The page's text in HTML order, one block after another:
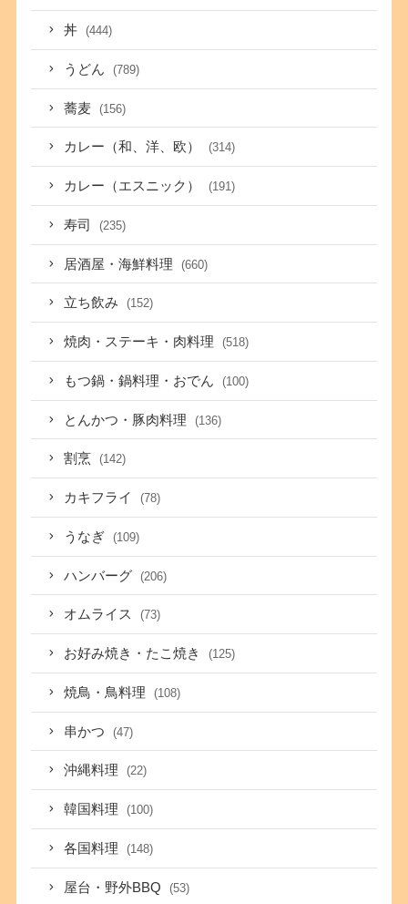
丼 (444)
うどん (789)
蕎麦 (156)
カレー（和、洋、欧） (314)
カレー（エスニック） (191)
寿司 (235)
居酒屋・海鮮料理 (660)
立ち飲み (152)
焼肉・ステーキ・肉料理 (518)
もつ鍋・鍋料理・おでん (100)
とんかつ・豚肉料理 (136)
割烹 (142)
カキフライ (78)
うなぎ (109)
ハンバーグ (206)
オムライス (73)
お好み焼き・たこ焼き (125)
焼鳥・鳥料理 (108)
串かつ (47)
沖縄料理 (22)
韓国料理 (100)
各国料理 (148)
屋台・野外BBQ (53)